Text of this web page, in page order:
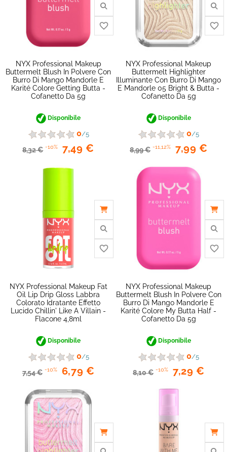
favorite_border
NYX Professional Makeup
Buttermelt Blush In Polvere Con
Burro Di Mango Mandorle E
Karité Colore Getting Butta -
Cofanetto Da 5g
Disponibile
0/5
8,32 € -10% 7,49 €
NYX Professional Makeup
Buttermelt Highlighter
Illuminante Con Burro Di Mango
E Mandorle 05 Bright & Butta -
Cofanetto Da 5g
Disponibile
0/5
8,99 € -11,12% 7,99 €
NYX Professional Makeup Fat
Oil Lip Drip Gloss Labbra
Colorato Idratante Effetto
Lucido Chillin' Like A Villain -
Flacone 4,8ml
Disponibile
0/5
7,54 € -10% 6,79 €
NYX Professional Makeup
Buttermelt Blush In Polvere Con
Burro Di Mango Mandorle E
Karité Colore My Butta Half -
Cofanetto Da 5g
Disponibile
0/5
8,10 € -10% 7,29 €